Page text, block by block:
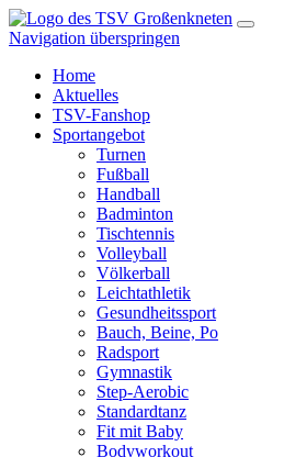
Navigation überspringen
Home
Aktuelles
TSV-Fanshop
Sportangebot
Turnen
Fußball
Handball
Badminton
Tischtennis
Volleyball
Völkerball
Leichtathletik
Gesundheitssport
Bauch, Beine, Po
Radsport
Gymnastik
Step-Aerobic
Standardtanz
Fit mit Baby
Bodyworkout